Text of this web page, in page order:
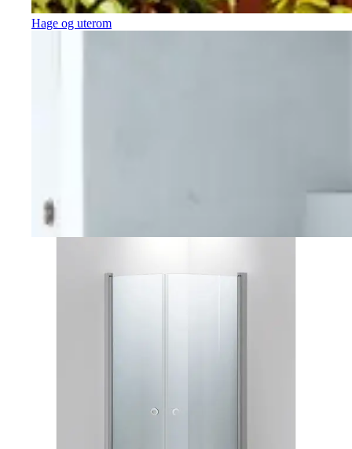
Hage og uterom